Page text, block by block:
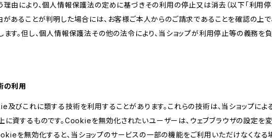
由により、個人情報保護法の定めに基づきその利用の停止又は消去（以下「利用停
があることが判明した場合には、お客様ご本人からのご請求であることを確認の上
す。但し、個人情報保護法その他の法令により、当ショップが利用停止等の義務を
の利用
及びこれに類する技術を利用することがあります。これらの技術は、当ショップに
に資するものです。Cookieを無効化されたいユーザーは、ウェブブラウザの設定を
を無効化すると、当ショップのサービスの一部の機能をご利用いただけなくなる